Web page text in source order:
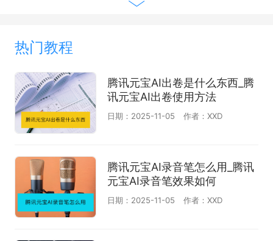
热门教程
腾讯元宝AI出卷是什么东西_腾
讯元宝AI出卷使用方法
日期：2025-11-05 作者：XXD
腾讯元宝AI录音笔怎么用_腾讯
元宝AI录音笔效果如何
日期：2025-11-05 作者：XXD